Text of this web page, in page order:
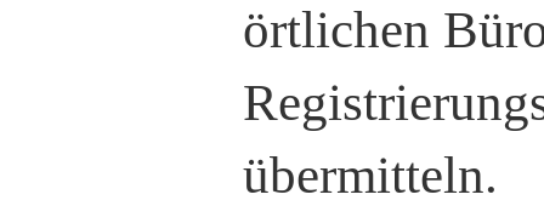
örtlichen
übermitteln.